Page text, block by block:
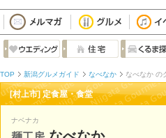
TOP 新潟グルメガイド なべなか なべなか の
[村上市] 定食屋・食堂
ナベナカ